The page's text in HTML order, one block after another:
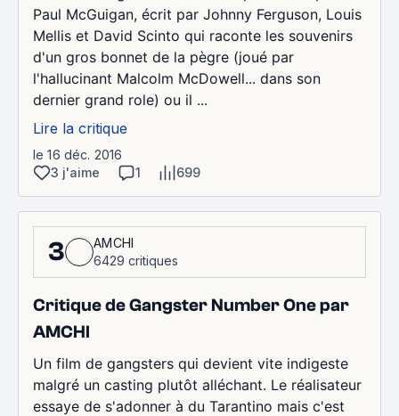
Paul McGuigan, écrit par Johnny Ferguson, Louis
Mellis et David Scinto qui raconte les souvenirs
d'un gros bonnet de la pègre (joué par
l'hallucinant Malcolm McDowell... dans son
dernier grand role) ou il ...
Lire la critique
le 16 déc. 2016
3 j'aime
1 699
3
AMCHI
6429 critiques
Critique de Gangster Number One par
AMCHI
Un film de gangsters qui devient vite indigeste
malgré un casting plutôt alléchant. Le réalisateur
essaye de s'adonner à du Tarantino mais c'est